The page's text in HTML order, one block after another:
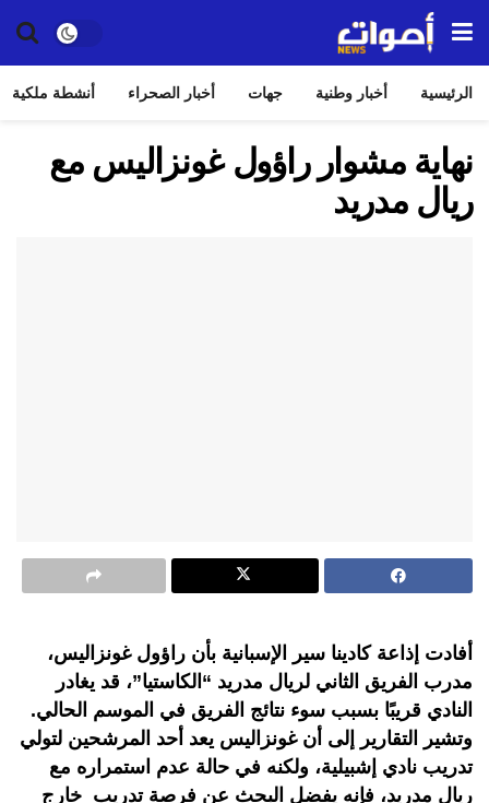
الرئيسية أخبار وطنية جهات أخبار الصحراء أنشطة ملكية
نهاية مشوار راؤول غونزاليس مع
ريال مدريد
أفادت إذاعة كادينا سير الإسبانية بأن راؤول غونزاليس،
مدرب الفريق الثاني لريال مدريد “الكاستيا”، قد يغادر
النادي قريبًا بسبب سوء نتائج الفريق في الموسم الحالي.
وتشير التقارير إلى أن غونزاليس يعد أحد المرشحين لتولي
تدريب نادي إشبيلية، ولكنه في حالة عدم استمراره مع
ريال مدريد، فإنه يفضل البحث عن فرصة تدريب خارج